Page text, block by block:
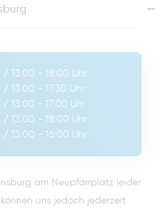
/ 13:00 - 18:00 Uhr
/ 13:00 - 17:30 Uhr
/ 13:00 - 17:00 Uhr
/ 13:00 - 18:00 Uhr
/ 13:00 - 16:00 Uhr
am Neupfarrplatz leider
uns jedoch jederzeit